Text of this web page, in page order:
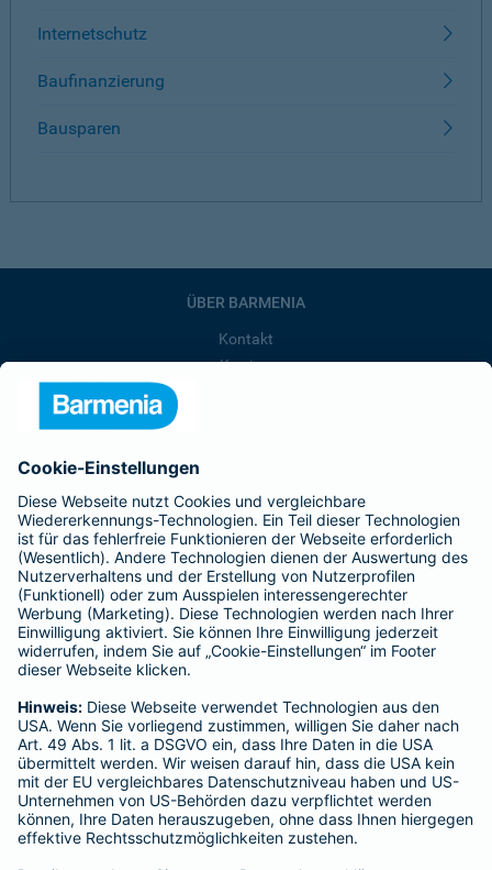
Internetschutz
Baufinanzierung
Bausparen
ÜBER BARMENIA
Kontakt
Karriere
Affiliate-Partner werden
Barmenia ist Teil der BarmeniaGothaer
BELIEBTE SEITEN
Kranken-Zusatzversicherung
Tierversicherungen
Haftpflichtversicherung
Hausratversicherung
SERVICE
Adresse ändern
Schaden melden
Kilometerstandsmeldung
Serviceübersicht